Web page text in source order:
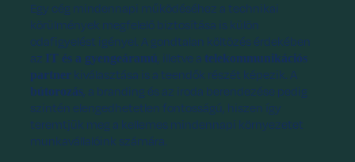
Egy cég mindennapi működéséhez a technikai
körülmények megfelelő biztosítása is külön
odafigyelést igényel. A gondtalan költözés érdekében
az IT és a gyengeáramú, illetve a telekommunikációs
partner kiválasztása is a teendők részét képezik. A
bútorozás, a branding és az iroda berendezése pedig
szintén elengedhetetlen fontosságú, hiszen így
teremtjük meg a kellemes mindennapi környezetet
munkavállalóink számára.